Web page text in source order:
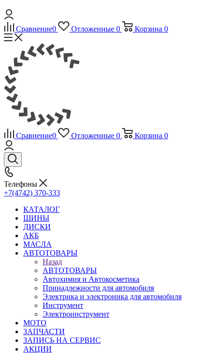
Сравнение0 Отложенные 0 Корзина 0
Сравнение0 Отложенные 0 Корзина 0
Телефоны
+7(4742) 370-333
КАТАЛОГ
ШИНЫ
ДИСКИ
АКБ
МАСЛА
АВТОТОВАРЫ
Назад
АВТОТОВАРЫ
Автохимия и Автокосметика
Принадлежности для автомобиля
Электрика и электроника для автомобиля
Инструмент
Электроинструмент
МОТО
ЗАПЧАСТИ
ЗАПИСЬ НА СЕРВИС
АКЦИИ